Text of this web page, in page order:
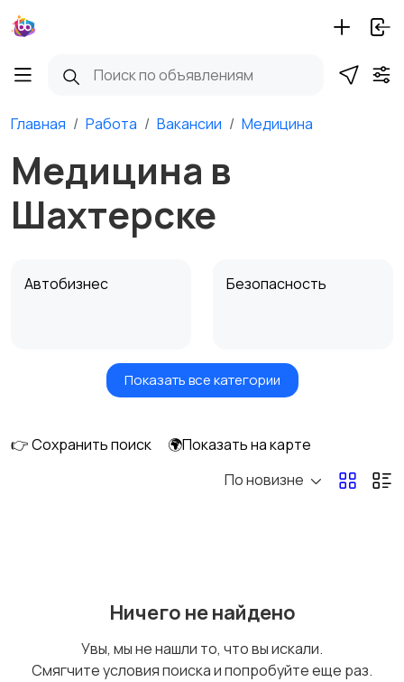
Главная Работа Вакансии Медицина
Медицина в
Шахтерске
Автобизнес Безопасность
Бытовые услуги и
Высший менеджмент
Добыча сырья,
Показать все категории
👉 Сохранить поиск
🌍Показать на карте
По новизне
Ничего не найдено
Увы, мы не нашли то, что вы искали.
Смягчите условия поиска и попробуйте еще раз.